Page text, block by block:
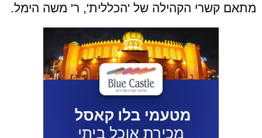
מתאם קשרי הקהילה של 'הכללית', ר' משה הימל.